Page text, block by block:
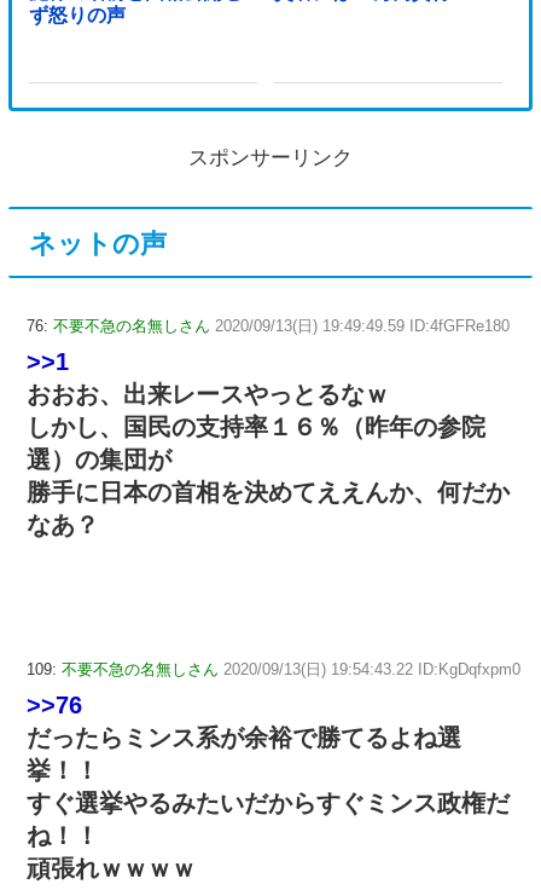
ず怒りの声
スポンサーリンク
ネットの声
76: 不要不急の名無しさん 2020/09/13(日) 19:49:49.59 ID:4fGFRe180
>>1
おおお、出来レースやっとるなｗ
しかし、国民の支持率１６％（昨年の参院
選）の集団が
勝手に日本の首相を決めてええんか、何だか
なあ？
109: 不要不急の名無しさん 2020/09/13(日) 19:54:43.22 ID:KgDqfxpm0
>>76
だったらミンス系が余裕で勝てるよね選
挙！！
すぐ選挙やるみたいだからすぐミンス政権だ
ね！！
頑張れｗｗｗｗ